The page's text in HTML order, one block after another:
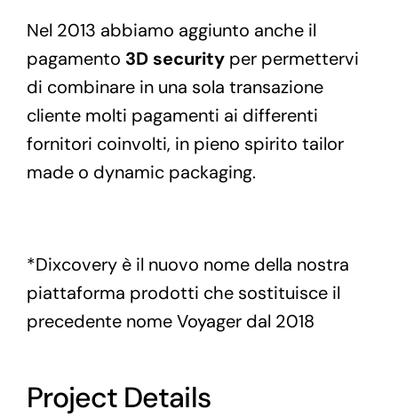
Nel 2013 abbiamo aggiunto anche il
pagamento 3D security per permettervi
di combinare in una sola transazione
cliente molti pagamenti ai differenti
fornitori coinvolti, in pieno spirito tailor
made o dynamic packaging.
*Dixcovery è il nuovo nome della nostra
piattaforma prodotti che sostituisce il
precedente nome Voyager dal 2018
Project Details